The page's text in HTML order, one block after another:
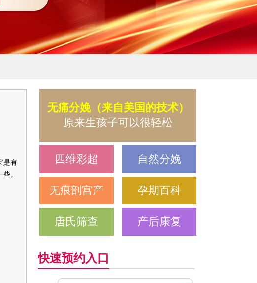
是有
。
无痛分娩（来自美国的技术）
原来生孩子可以很轻松
四维彩超 自然分娩
无痕剖宫产 孕期百科
唐氏筛查 产后康复
快速预约入口